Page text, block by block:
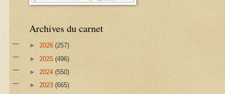
Archives du carnet
► 2026 (257)
► 2025 (496)
► 2024 (550)
► 2023 (665)